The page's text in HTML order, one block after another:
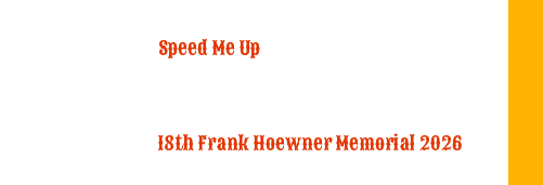
Speed Me Up
18th Frank Hoewner Memorial 2026